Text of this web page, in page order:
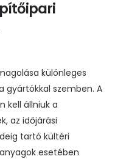
különleges
szemben. A
kell állniuk a
az időjárási
tartó kültéri
esetében